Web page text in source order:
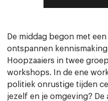
Wat we doen
Het team
Informatie en
Vacatures
Veelgestelde
Contact
De middag begon met
ontspannen
Hoopzaaiers in twee
workshops. In de ene
politiek onrustige tijden
jezelf en je omgeving?